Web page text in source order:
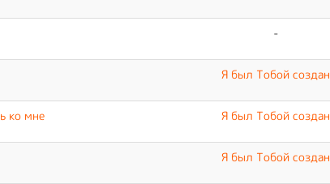
-
Я был Тобой создан
ко мне Я был Тобой создан
Я был Тобой создан